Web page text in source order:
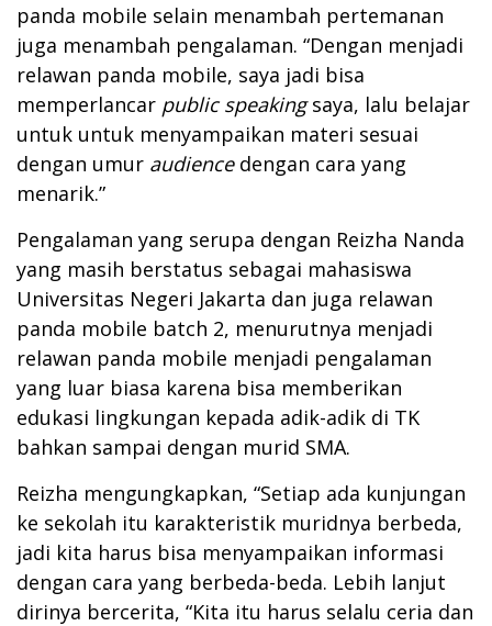
panda mobile selain menambah pertemanan
juga menambah pengalaman. “Dengan menjadi
relawan panda mobile, saya jadi bisa
memperlancar public speakingsaya, lalu belajar
untuk untuk menyampaikan materi sesuai
dengan umur audiencedengan cara yang
menarik.”
Pengalaman yang serupa dengan Reizha Nanda
yang masih berstatus sebagai mahasiswa
Universitas Negeri Jakarta dan juga relawan
panda mobile batch 2, menurutnya menjadi
relawan panda mobile menjadi pengalaman
yang luar biasa karena bisa memberikan
edukasi lingkungan kepada adik-adik di TK
bahkan sampai dengan murid SMA.
Reizha mengungkapkan, “Setiap ada kunjungan
ke sekolah itu karakteristik muridnya berbeda,
jadi kita harus bisa menyampaikan informasi
dengan cara yang berbeda-beda. Lebih lanjut
dirinya bercerita, “Kita itu harus selalu ceria dan